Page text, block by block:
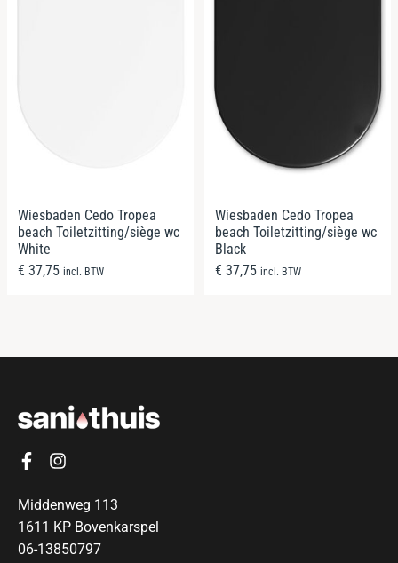
Wiesbaden Cedo Tropea
beach Toiletzitting/siège wc
White
€ 37,75 incl. BTW
Wiesbaden Cedo Tropea
beach Toiletzitting/siège wc
Black
€ 37,75 incl. BTW
Middenweg 113
1611 KP Bovenkarspel
06-13850797